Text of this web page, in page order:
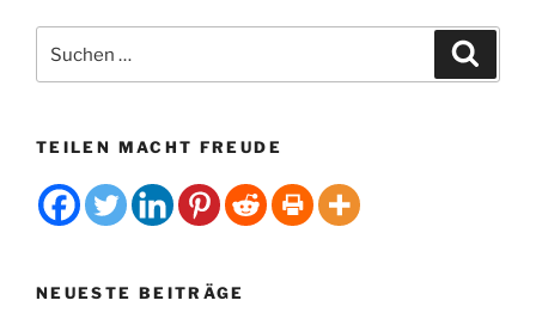
nach:
TEILEN MACHT FREUDE
NEUESTE BEITRÄGE